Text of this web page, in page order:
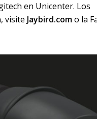
en Unicenter. Los
visite Jaybird.como la